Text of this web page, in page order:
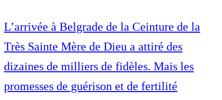
L’arrivée à Belgrade de la Ceinture de la
Très Sainte Mère de Dieu a attiré des
dizaines de milliers de fidèles. Mais les
promesses de guérison et de fertilité